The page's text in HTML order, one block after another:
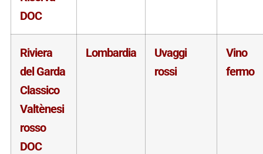
DOC
Riviera
del Garda
Classico
Valtènesi
rosso
DOC
Lombardia
Uvaggi
rossi
Vino
fermo